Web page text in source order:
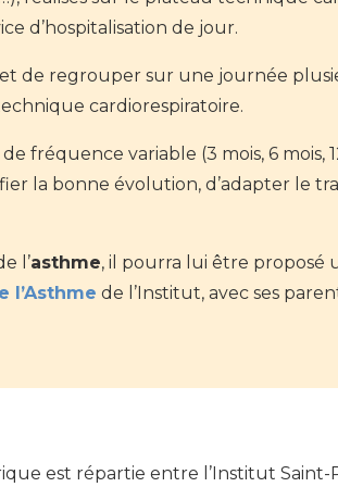
d’hospitalisation de jour.
de regrouper sur une journée
cardiorespiratoire.
fréquence variable (3 mois, 6 mois,
la bonne évolution, d’adapter le
l’asthme, il pourra lui être proposé
l’Asthme de l’Institut, avec ses
est répartie entre l’Institut Saint-